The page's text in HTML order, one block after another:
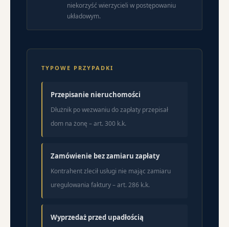
niekorzyść wierzycieli w postępowaniu
układowym.
TYPOWE PRZYPADKI
Przepisanie nieruchomości
Dłużnik po wezwaniu do zapłaty przepisał
dom na żonę – art. 300 k.k.
Zamówienie bez zamiaru zapłaty
Kontrahent zlecił usługi nie mając zamiaru
uregulowania faktury – art. 286 k.k.
Wyprzedaż przed upadłością